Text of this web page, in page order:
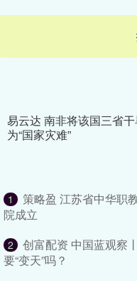
易云达 南非将该国三省
为“国家灾难”
1
策略盈 江苏省中华职
院成立
2
创富配资 中国蓝观察
要“变天”吗？